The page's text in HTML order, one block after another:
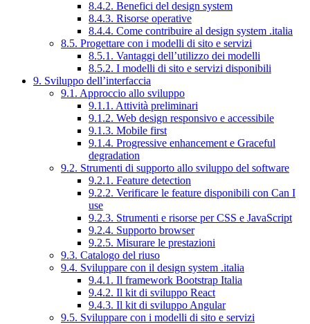
8.4.2. Benefici del design system
8.4.3. Risorse operative
8.4.4. Come contribuire al design system .italia
8.5. Progettare con i modelli di sito e servizi
8.5.1. Vantaggi dell’utilizzo dei modelli
8.5.2. I modelli di sito e servizi disponibili
9. Sviluppo dell’interfaccia
9.1. Approccio allo sviluppo
9.1.1. Attività preliminari
9.1.2. Web design responsivo e accessibile
9.1.3. Mobile first
9.1.4. Progressive enhancement e Graceful
degradation
9.2. Strumenti di supporto allo sviluppo del software
9.2.1. Feature detection
9.2.2. Verificare le feature disponibili con Can I
use
9.2.3. Strumenti e risorse per CSS e JavaScript
9.2.4. Supporto browser
9.2.5. Misurare le prestazioni
9.3. Catalogo del riuso
9.4. Sviluppare con il design system .italia
9.4.1. Il framework Bootstrap Italia
9.4.2. Il kit di sviluppo React
9.4.3. Il kit di sviluppo Angular
9.5. Sviluppare con i modelli di sito e servizi